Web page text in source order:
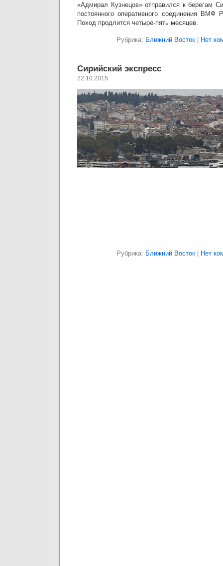
«Адмирал Кузнецов» отправился к берегам
постоянного оперативного соединения
Поход продлится четыре-пять месяцев.
Рубрика: Ближний Восток Нет
Сирийский экспресс
22.10.2015
Рубрика: Ближний Восток Нет